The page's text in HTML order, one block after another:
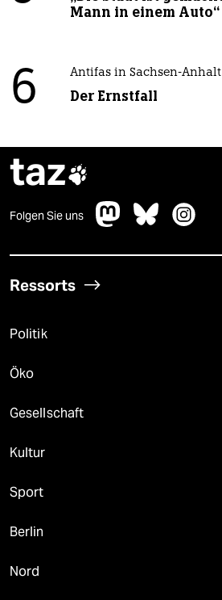
Mann in einem Auto“
6 Antifas in Sachsen-Anhalt
Der Ernstfall
taz
Folgen Sie uns
Ressorts
Politik
Öko
Gesellschaft
Kultur
Sport
Berlin
Nord